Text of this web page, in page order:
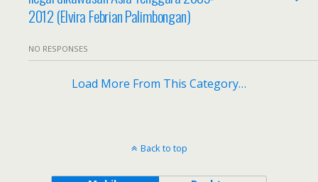
2012 (Elvira Febrian Palimbongan)
NO RESPONSES
Load More From This Category…
Back to top